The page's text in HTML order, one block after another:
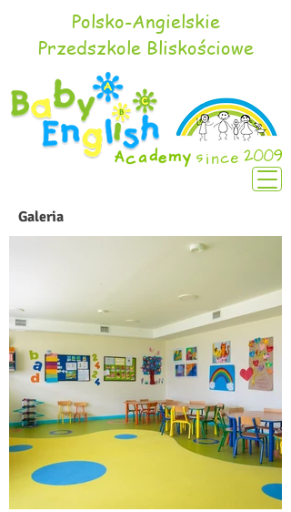
Polsko-Angielskie
Przedszkole Bliskościowe
Galeria